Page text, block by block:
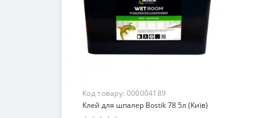
Код товару: 000004189
Клей для шпалер Bostik 78 5л (Київ)